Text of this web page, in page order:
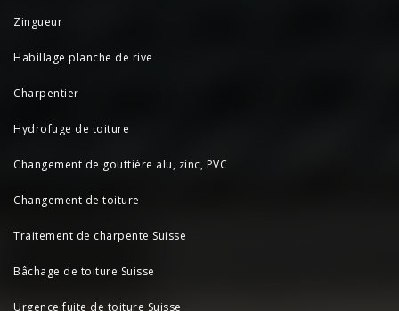
Zingueur
Habillage planche de rive
Charpentier
Hydrofuge de toiture
Changement de gouttière alu, zinc, PVC
Changement de toiture
Traitement de charpente Suisse
Bâchage de toiture Suisse
Urgence fuite de toiture Suisse